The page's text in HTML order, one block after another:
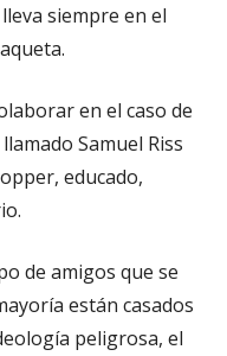
siempre en el
en el caso de
Samuel Riss
educado,
de amigos que se
están casados
peligrosa, el